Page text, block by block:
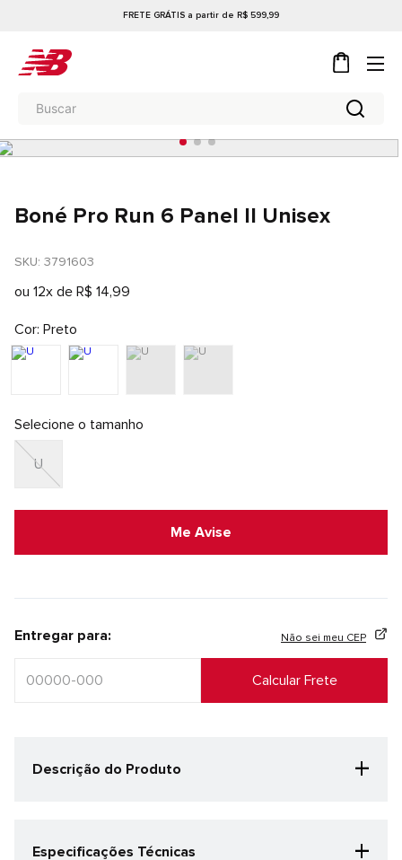
FRETE GRÁTIS a partir de R$ 599,99
Boné Pro Run 6 Panel II Unisex
SKU: 3791603
ou 12x de R$ 14,99
Cor Preto
Selecione o tamanho
U
Me Avise
Entregar para: Não sei meu CEP
Descrição do Produto +
Especificações Técnicas +